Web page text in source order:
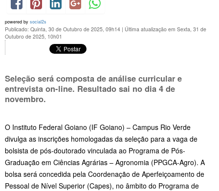
powered by social2s
Publicado: Quinta, 30 de Outubro de 2025, 09h14 | Última atualização em Sexta, 31 de
Outubro de 2025, 10h01
Seleção será composta de análise curricular e
entrevista on-line. Resultado sai no dia 4 de
novembro.
O Instituto Federal Goiano (IF Goiano) – Campus Rio Verde
divulga as inscrições homologadas da seleção para a vaga de
bolsista de pós-doutorado vinculada ao Programa de Pós-
Graduação em Ciências Agrárias – Agronomia (PPGCA-Agro). A
bolsa será concedida pela Coordenação de Aperfeiçoamento de
Pessoal de Nível Superior (Capes), no âmbito do Programa de